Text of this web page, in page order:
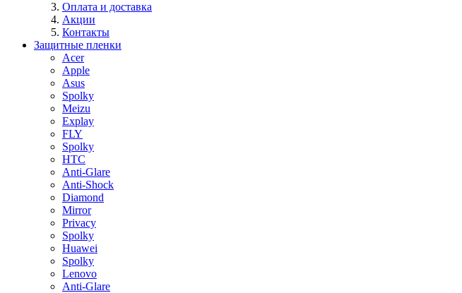
Оплата и доставка
Акции
Контакты
Защитные пленки
Acer
Apple
Asus
Spolky
Meizu
Explay
FLY
Spolky
HTC
Anti-Glare
Anti-Shock
Diamond
Mirror
Privacy
Spolky
Huawei
Spolky
Lenovo
Anti-Glare